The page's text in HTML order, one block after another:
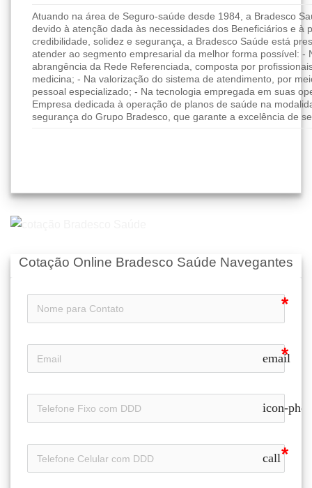
Atuando na área de Seguro-saúde desde 1984, a Bradesco
devido à atenção dada às necessidades dos Beneficiários e
credibilidade, solidez e segurança, a Bradesco Saúde está
atender ao segmento empresarial da melhor forma possível:
abrangência da Rede Referenciada, composta por
medicina; - Na valorização do sistema de atendimento, por
pessoal especializado; - Na tecnologia empregada em suas
Empresa dedicada à operação de planos de saúde na
segurança do Grupo Bradesco, que garante a excelência de
Cotação Online Bradesco Saúde Navegantes
email
icon-
call